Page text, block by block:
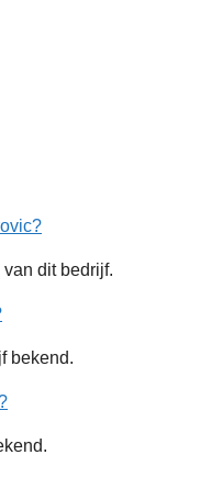
dit bedrijf.
bekend.